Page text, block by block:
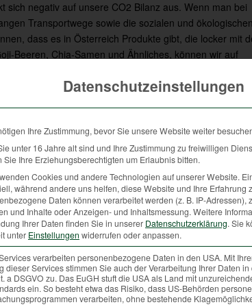
sich negativ auf unsere CO2 Bilanz aus. Wenn man bei
Transportwege sowie die sozialen und ökologischen
dass es in Österreich Produkte gibt, die locker mit
Beeren, Chia-Samen und Ähnliches, können wir auf
„altmodische“ Samen wie zum Beispiel Leinsamen
hohen Anteil an wasserlöslichen Ballaststoffen und
lediglich einen Bruchteil der Chiasamen. Im Duell mit
schicken, die das gleiche für den menschlichen
lediglich Marketingstrategien, die auf genau jene
angeblich auszeichnen (… gesünder, schlanker,
zu heimischen Produkten greifen.
die Sünden des täglichen Lebens zu kompensieren
6.000 Tonnen frischem Wildbret. Hätten wir dieses
unter traditionellen oder biologischen Standards
Datenschutzeinstellungen
Ihre Zustimmung, bevor Sie unsere Website weiter
unter 16 Jahre alt sind und Ihre Zustimmung zu freiwilligen
Sie Ihre Erziehungsberechtigten um Erlaubnis bitten.
Cookies und andere Technologien auf unserer Website.
während andere uns helfen, diese Website und Ihre Erfahrung
Daten können verarbeitet werden (z. B. IP-Adressen),
und Inhalte oder Anzeigen- und Inhaltsmessung. Weitere
Ihrer Daten finden Sie in unserer Datenschutzerklärung. Sie
unter Einstellungen widerrufen oder anpassen.
verarbeiten personenbezogene Daten in den USA. Mit
dieser Services stimmen Sie auch der Verarbeitung Ihrer Daten in
a DSGVO zu. Das EuGH stuft die USA als Land mit
ein. So besteht etwa das Risiko, dass US-Behörden
verarbeiten, ohne bestehende